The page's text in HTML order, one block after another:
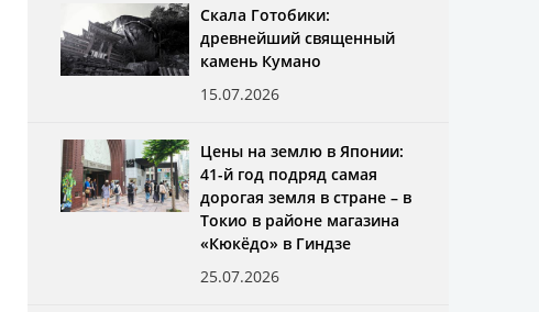
Скала Готобики:
древнейший священный
камень Кумано
15.07.2026
Цены на землю в Японии:
41-й год подряд самая
дорогая земля в стране – в
Токио в районе магазина
«Кюкёдо» в Гиндзе
25.07.2026